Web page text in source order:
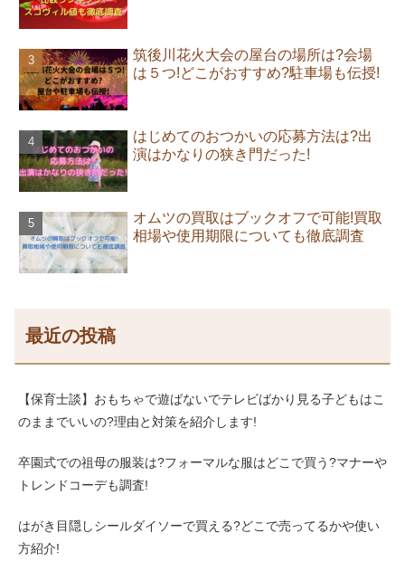
筑後川花火大会の屋台の場所は?会場
は５つ!どこがおすすめ?駐車場も伝授!
はじめてのおつかいの応募方法は?出
演はかなりの狭き門だった!
オムツの買取はブックオフで可能!買取
相場や使用期限についても徹底調査
最近の投稿
【保育士談】おもちゃで遊ばないでテレビばかり見る子どもはこ
のままでいいの?理由と対策を紹介します!
卒園式での祖母の服装は?フォーマルな服はどこで買う?マナーや
トレンドコーデも調査!
はがき目隠しシールダイソーで買える?どこで売ってるかや使い
方紹介!